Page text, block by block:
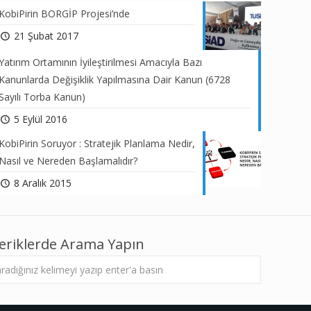
BORGİP Projesi’nde
21 Şubat 2017
Ortamının İyileştirilmesi Amacıyla Bazı
Değişiklik Yapılmasına Dair Kanun (6728
Torba Kanun)
5 Eylül 2016
Soruyor : Stratejik Planlama Nedir,
ve Nereden Başlamalıdır?
8 Aralık 2015
Arama Yapın